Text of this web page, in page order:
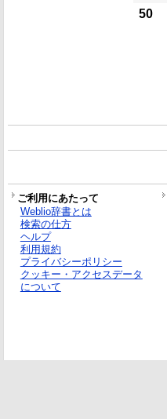
50
ご利用にあたって
Weblio辞書とは
検索の仕方
ヘルプ
利用規約
プライバシーポリシー
クッキー・アクセスデータ
について